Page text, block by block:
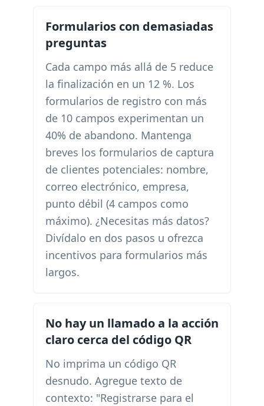
Formularios con demasiadas
preguntas
Cada campo más allá de 5 reduce
la finalización en un 12 %. Los
formularios de registro con más
de 10 campos experimentan un
40% de abandono. Mantenga
breves los formularios de captura
de clientes potenciales: nombre,
correo electrónico, empresa,
punto débil (4 campos como
máximo). ¿Necesitas más datos?
Divídalo en dos pasos u ofrezca
incentivos para formularios más
largos.
No hay un llamado a la acción
claro cerca del código QR
No imprima un código QR
desnudo. Agregue texto de
contexto: "Registrarse para el